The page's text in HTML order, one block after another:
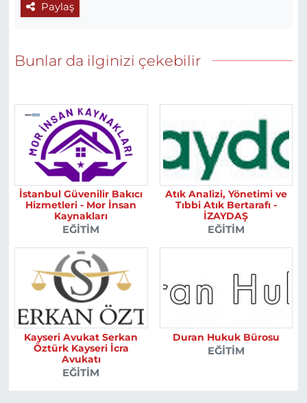
Paylaş
Bunlar da ilginizi çekebilir
İstanbul Güvenilir Bakıcı
Hizmetleri - Mor İnsan
Kaynakları
EĞITIM
Atık Analizi, Yönetimi ve
Tıbbi Atık Bertarafı -
İZAYDAŞ
EĞITIM
Kayseri Avukat Serkan
Öztürk Kayseri İcra
Avukatı
EĞITIM
Duran Hukuk Bürosu
EĞITIM